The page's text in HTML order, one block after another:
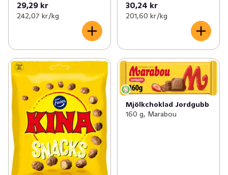
29,29 kr
242,07 kr /kg
30,24 kr
201,60 kr /kg
Mjölkchoklad Jordgubb
160 g, Marabou